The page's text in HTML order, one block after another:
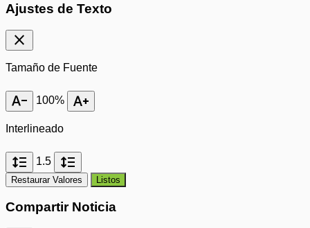
Ajustes de Texto
close
Tamaño de Fuente
text_decrease 100% text_increase
Interlineado
format_line_spacing 1.5 format_line_spacing
Restaurar Valores Listos
Compartir Noticia